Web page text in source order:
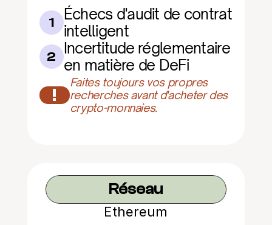
1
Échecs d'audit de contrat
intelligent
2 Incertitude réglementaire
en matière de DeFi
!
Faites toujours vos propres
recherches avant d'acheter des
crypto-monnaies.
Réseau
Ethereum